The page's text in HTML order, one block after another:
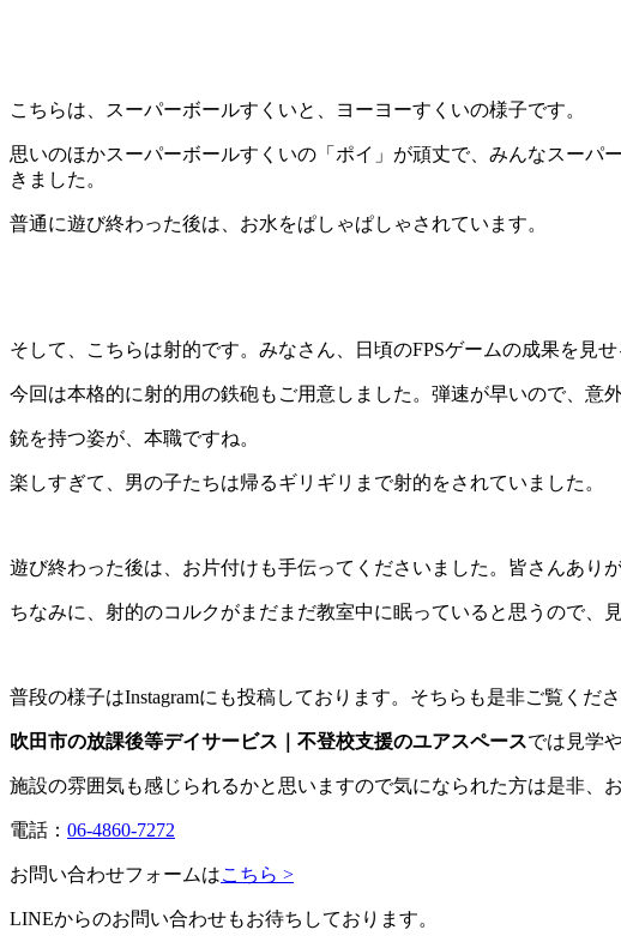
こちらは、スーパーボールすくいと、ヨーヨーすくいの様子です。
思いのほかスーパーボールすくいの「ポイ」が頑丈で、みんなスー
きました。
普通に遊び終わった後は、お水をぱしゃぱしゃされています。
そして、こちらは射的です。みなさん、日頃のFPSゲームの成果を見せ
今回は本格的に射的用の鉄砲もご用意しました。弾速が早いので、意
銃を持つ姿が、本職ですね。
楽しすぎて、男の子たちは帰るギリギリまで射的をされていました。
遊び終わった後は、お片付けも手伝ってくださいました。皆さんあり
ちなみに、射的のコルクがまだまだ教室中に眠っていると思うので、
普段の様子はInstagramにも投稿しております。そちらも是非ご覧くださ
吹田市の放課後等デイサービス｜不登校支援のユアスペースでは見学
施設の雰囲気も感じられるかと思いますので気になられた方は是非、
電話： 06-4860-7272
お問い合わせフォームはこちら >
LINEからのお問い合わせもお待ちしております。